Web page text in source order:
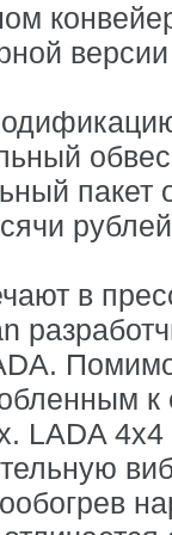
пакет
в
к
LADA